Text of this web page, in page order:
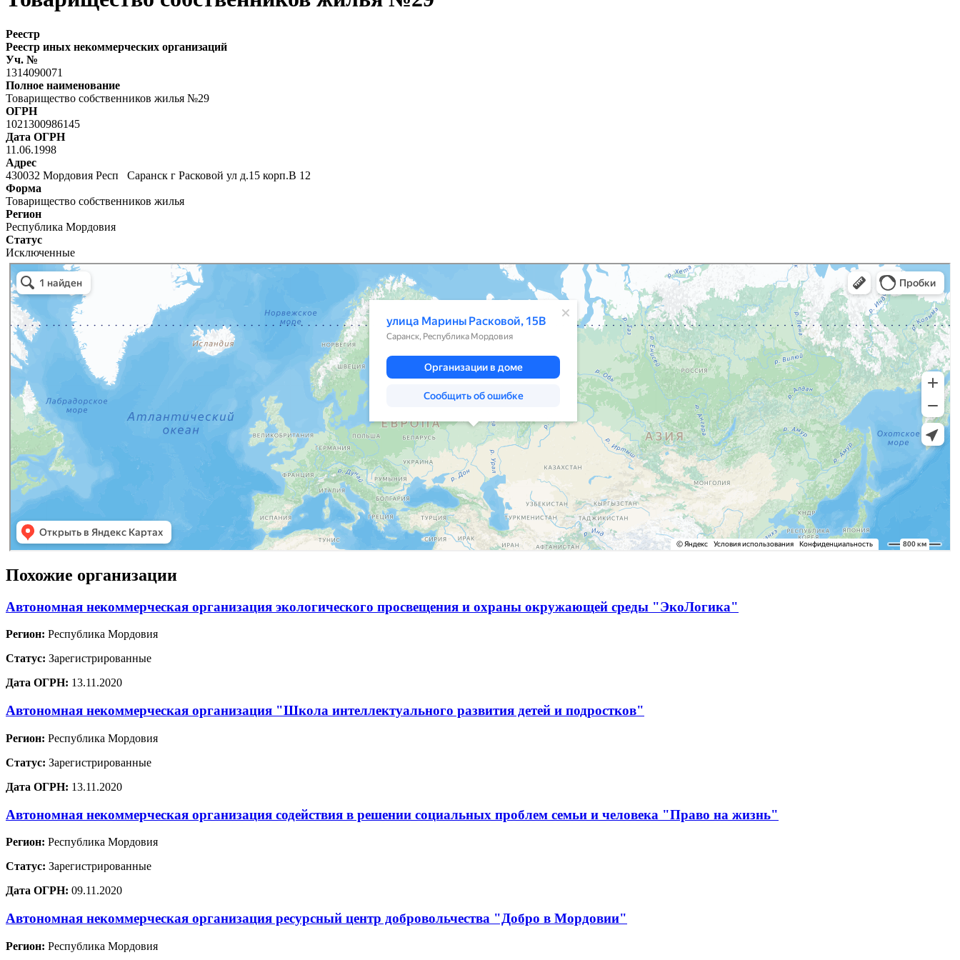
Реестр
Реестр иных некоммерческих организаций
Уч. №
1314090071
Полное наименование
Товарищество собственников жилья №29
ОГРН
1021300986145
Дата ОГРН
11.06.1998
Адрес
430032 Мордовия Респ Саранск г Расковой ул д.15 корп.В 12
Форма
Товарищество собственников жилья
Регион
Республика Мордовия
Статус
Исключенные
Похожие организации
Автономная некоммерческая организация экологического просвещения и охраны окружающей среды "ЭкоЛогика"
Регион: Республика Мордовия
Статус: Зарегистрированные
Дата ОГРН: 13.11.2020
Автономная некоммерческая организация "Школа интеллектуального развития детей и подростков"
Регион: Республика Мордовия
Статус: Зарегистрированные
Дата ОГРН: 13.11.2020
Автономная некоммерческая организация содействия в решении социальных проблем семьи и человека "Право на жизнь"
Регион: Республика Мордовия
Статус: Зарегистрированные
Дата ОГРН: 09.11.2020
Автономная некоммерческая организация ресурсный центр добровольчества "Добро в Мордовии"
Регион: Республика Мордовия